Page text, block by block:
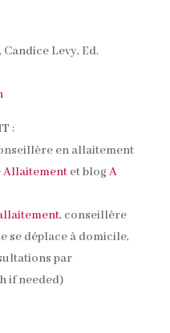
Levy, Ed.
:
en allaitement
Allaitementet blogA
, conseillère
se déplace à domicile,
par
if needed)